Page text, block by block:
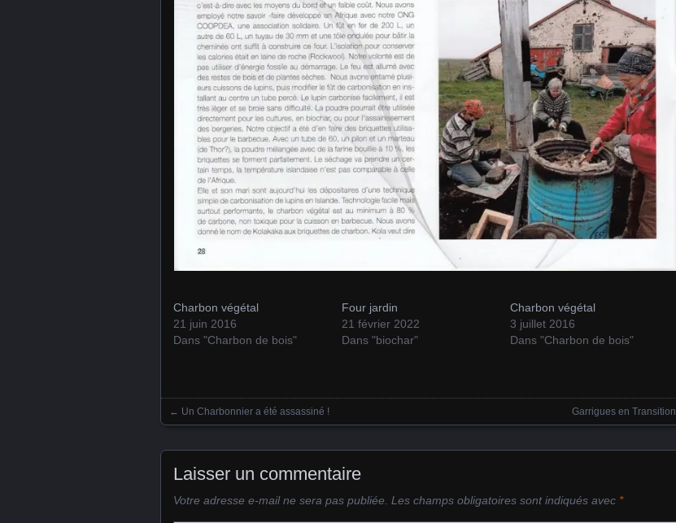
Charbon végétal
21 juin 2016
Dans "Charbon de bois"
Four jardin
21 février 2022
Dans "biochar"
Charbon végétal
3 juillet 2016
Dans "Charbon de bois"
Posts navigation
← Un Charbonnier a été assassiné ! Garrigues en Transition
Laisser un commentaire
Votre adresse e-mail ne sera pas publiée. Les champs obligatoires sont indiqués avec *